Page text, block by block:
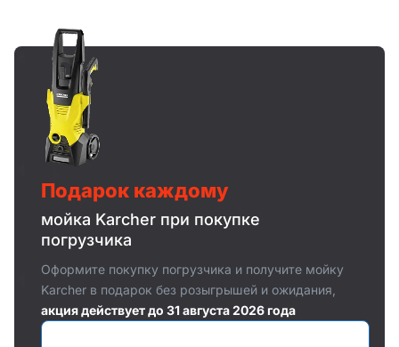
Подарок каждому
мойка Karcher при покупке
погрузчика
Оформите покупку погрузчика и получите мойку
Karcher в подарок без розыгрышей и ожидания,
акция действует до 31 августа 2026 года